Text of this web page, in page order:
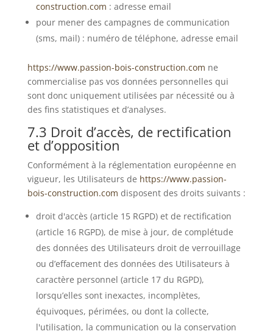
construction.com : adresse email
pour mener des campagnes de communication
(sms, mail) : numéro de téléphone, adresse email
https://www.passion-bois-construction.com ne
commercialise pas vos données personnelles qui
sont donc uniquement utilisées par nécessité ou à
des fins statistiques et d’analyses.
7.3 Droit d’accès, de rectification
et d’opposition
Conformément à la réglementation européenne en
vigueur, les Utilisateurs de https://www.passion-
bois-construction.com disposent des droits suivants :
droit d'accès (article 15 RGPD) et de rectification
(article 16 RGPD), de mise à jour, de complétude
des données des Utilisateurs droit de verrouillage
ou d’effacement des données des Utilisateurs à
caractère personnel (article 17 du RGPD),
lorsqu’elles sont inexactes, incomplètes,
équivoques, périmées, ou dont la collecte,
l'utilisation, la communication ou la conservation